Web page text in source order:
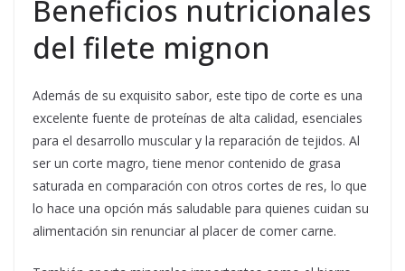
Beneficios nutricionales
del filete mignon
Además de su exquisito sabor, este tipo de corte es una
excelente fuente de proteínas de alta calidad, esenciales
para el desarrollo muscular y la reparación de tejidos. Al
ser un corte magro, tiene menor contenido de grasa
saturada en comparación con otros cortes de res, lo que
lo hace una opción más saludable para quienes cuidan su
alimentación sin renunciar al placer de comer carne.